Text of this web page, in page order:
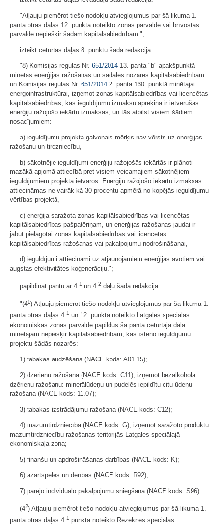
"Atļauju piemērot tiešo nodokļu atvieglojumus par šā likuma 1.
panta otrās daļas 12. punktā noteikto zonas pārvalde vai brīvostas
pārvalde nepiešķir šādām kapitālsabiedrībām:";
izteikt ceturtās daļas 8. punktu šādā redakcijā:
"8) Komisijas regulas Nr. 651/2014 13. panta "b" apakšpunktā
minētās enerģijas ražošanas un sadales nozares kapitālsabiedrībām
un Komisijas regulas Nr. 651/2014 2. panta 130. punktā minētajai
energoinfrastruktūrai, izņemot zonas kapitālsabiedrības vai licencētas
kapitālsabiedrības, kas ieguldījumu izmaksu aprēķinā ir ietvērušas
enerģiju ražojošo iekārtu izmaksas, un tās atbilst visiem šādiem
nosacījumiem:
a) ieguldījumu projekta galvenais mērķis nav vērsts uz enerģijas
ražošanu un tirdzniecību,
b) sākotnējie ieguldījumi enerģiju ražojošās iekārtās ir plānoti
mazākā apjomā attiecībā pret visiem veicamajiem sākotnējiem
ieguldījumiem projekta ietvaros. Enerģiju ražojošo iekārtu izmaksas
attiecināmas ne vairāk kā 30 procentu apmērā no kopējās ieguldījumu
vērtības projektā,
c) enerģija saražota zonas kapitālsabiedrības vai licencētas
kapitālsabiedrības pašpatēriņam, un enerģijas ražošanas jaudai ir
jābūt pielāgotai zonas kapitālsabiedrības vai licencētas
kapitālsabiedrības ražošanas vai pakalpojumu nodrošināšanai,
d) ieguldījumi attiecināmi uz atjaunojamiem enerģijas avotiem vai
augstas efektivitātes koģenerāciju.";
papildināt pantu ar 4. 1 un 4. 2 daļu šādā redakcijā:
"(41) Atļauju piemērot tiešo nodokļu atvieglojumus par šā likuma 1.
panta otrās daļas 4.1 un 12. punktā noteikto Latgales speciālās
ekonomiskās zonas pārvalde papildus šā panta ceturtajā daļā
minētajam nepiešķir kapitālsabiedrībām, kas īsteno ieguldījumu
projektu šādās nozarēs:
1) tabakas audzēšana (NACE kods: A01.15);
2) dzērienu ražošana (NACE kods: C11), izņemot bezalkohola
dzērienu ražošanu; minerālūdeņu un pudelēs iepildītu citu ūdeņu
ražošana (NACE kods: 11.07);
3) tabakas izstrādājumu ražošana (NACE kods: C12);
4) mazumtirdzniecība (NACE kods: G), izņemot saražoto produktu
mazumtirdzniecību ražošanas teritorijās Latgales speciālajā
ekonomiskajā zonā;
5) finanšu un apdrošināšanas darbības (NACE kods: K);
6) azartspēles un derības (NACE kods: R92);
7) pārējo individuālo pakalpojumu sniegšana (NACE kods: S96).
(42) Atļauju piemērot tiešo nodokļu atvieglojumus par šā likuma 1.
panta otrās daļas 4.1 punktā noteikto Rēzeknes speciālās